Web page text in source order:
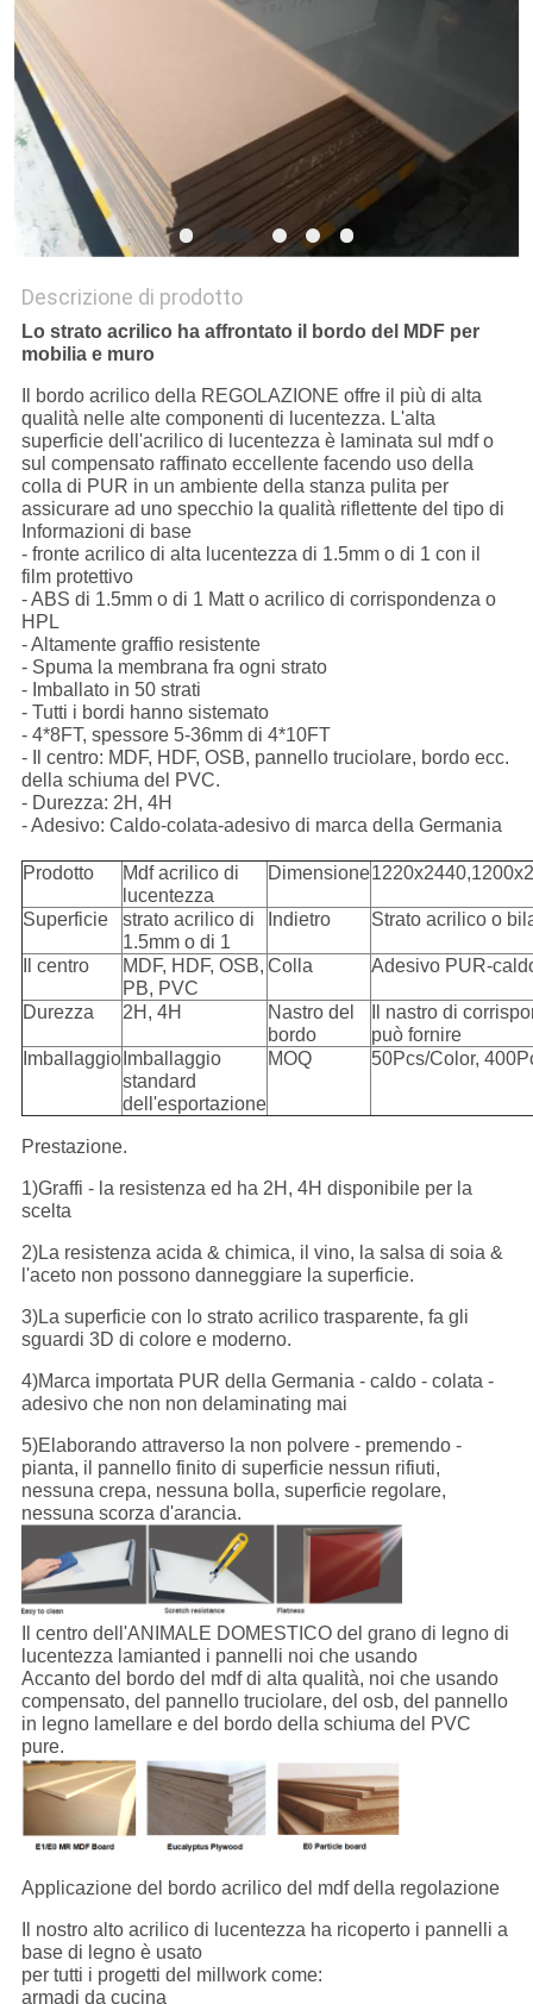
Descrizione di prodotto
Lo strato acrilico ha affrontato il bordo del MDF per
mobilia e muro
Il bordo acrilico della REGOLAZIONE offre il più di alta
qualità nelle alte componenti di lucentezza. L'alta
superficie dell'acrilico di lucentezza è laminata sul mdf o
sul compensato raffinato eccellente facendo uso della
colla di PUR in un ambiente della stanza pulita per
assicurare ad uno specchio la qualità riflettente del tipo di
Informazioni di base
- fronte acrilico di alta lucentezza di 1.5mm o di 1 con il
film protettivo
- ABS di 1.5mm o di 1 Matt o acrilico di corrispondenza o
HPL
- Altamente graffio resistente
- Spuma la membrana fra ogni strato
- Imballato in 50 strati
- Tutti i bordi hanno sistemato
- 4*8FT, spessore 5-36mm di 4*10FT
- Il centro: MDF, HDF, OSB, pannello truciolare, bordo ecc.
della schiuma del PVC.
- Durezza: 2H, 4H
- Adesivo: Caldo-colata-adesivo di marca della Germania
Prodotto
Mdf acrilico di
lucentezza
Dimensione
Superficie
strato acrilico di
1.5mm o di 1
Indietro Strato acrilico o
Il centro
MDF, HDF, OSB,
PB, PVC
Colla Adesivo PUR-
Durezza 2H, 4H
Nastro del
bordo
Il nastro di
può fornire
Imballaggio Imballaggio
standard
dell'esportazione
MOQ 50Pcs/Color,
Prestazione.
1)Graffi - la resistenza ed ha 2H, 4H disponibile per la
scelta
2)La resistenza acida & chimica, il vino, la salsa di soia &
l'aceto non possono danneggiare la superficie.
3)La superficie con lo strato acrilico trasparente, fa gli
sguardi 3D di colore e moderno.
4)Marca importata PUR della Germania - caldo - colata -
adesivo che non non delaminating mai
5)Elaborando attraverso la non polvere - premendo -
pianta, il pannello finito di superficie nessun rifiuti,
nessuna crepa, nessuna bolla, superficie regolare,
nessuna scorza d'arancia.
Il centro dell'ANIMALE DOMESTICO del grano di legno di
lucentezza lamianted i pannelli noi che usando
Accanto del bordo del mdf di alta qualità, noi che usando
compensato, del pannello truciolare, del osb, del pannello
in legno lamellare e del bordo della schiuma del PVC
pure.
Applicazione del bordo acrilico del mdf della regolazione
Il nostro alto acrilico di lucentezza ha ricoperto i pannelli a
base di legno è usato
per tutti i progetti del millwork come:
armadi da cucina